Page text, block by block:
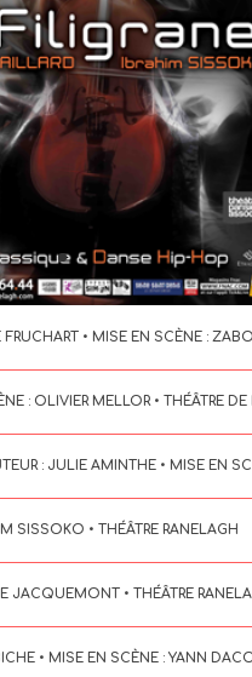
• MISE EN SCÈNE :
: OLIVIER MELLOR • THÉÂTRE DE
: JULIE AMINTHE • MISE EN
SISSOKO • THÉÂTRE RANELAGH
JACQUEMONT • THÉÂTRE
• MISE EN SCÈNE : YANN